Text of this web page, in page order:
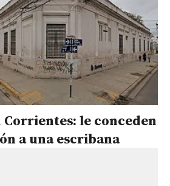
Corrientes: le conceden
a una escribana